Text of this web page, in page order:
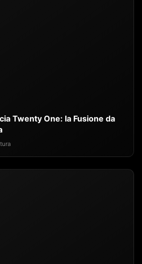
Twenty One: la Fusione da